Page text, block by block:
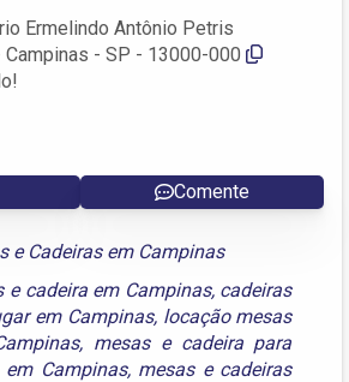
Ermelindo Antônio Petris
Campinas - SP - 13000-000
Comente
e Cadeiras em Campinas
e cadeira em Campinas, cadeiras
em Campinas, locação mesas
, mesas e cadeira para
Campinas, mesas e cadeiras